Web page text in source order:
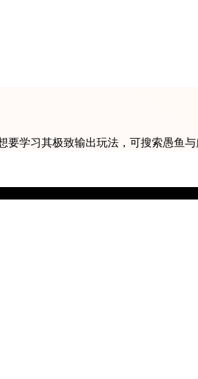
学习其极致输出玩法，可搜索愚鱼与